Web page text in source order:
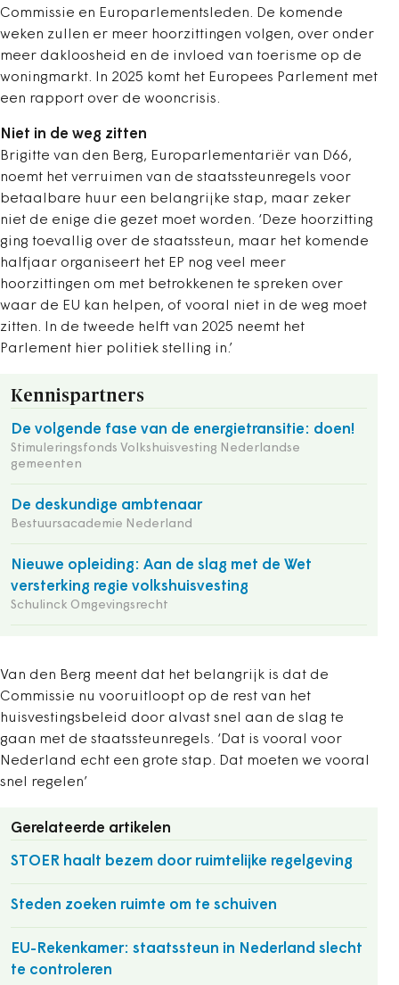
Commissie en Europarlementsleden. De komende
weken zullen er meer hoorzittingen volgen, over onder
meer dakloosheid en de invloed van toerisme op de
woningmarkt. In 2025 komt het Europees Parlement met
een rapport over de wooncrisis.
Niet in de weg zitten
Brigitte van den Berg, Europarlementariër van D66,
noemt het verruimen van de staatssteunregels voor
betaalbare huur een belangrijke stap, maar zeker
niet de enige die gezet moet worden. ‘Deze hoorzitting
ging toevallig over de staatssteun, maar het komende
halfjaar organiseert het EP nog veel meer
hoorzittingen om met betrokkenen te spreken over
waar de EU kan helpen, of vooral niet in de weg moet
zitten. In de tweede helft van 2025 neemt het
Parlement hier politiek stelling in.’
Kennispartners
De volgende fase van de energietransitie: doen!
Stimuleringsfonds Volkshuisvesting Nederlandse
gemeenten
De deskundige ambtenaar
Bestuursacademie Nederland
Nieuwe opleiding: Aan de slag met de Wet
versterking regie volkshuisvesting
Schulinck Omgevingsrecht
Van den Berg meent dat het belangrijk is dat de
Commissie nu vooruitloopt op de rest van het
huisvestingsbeleid door alvast snel aan de slag te
gaan met de staatssteunregels. ‘Dat is vooral voor
Nederland echt een grote stap. Dat moeten we vooral
snel regelen’
Gerelateerde artikelen
STOER haalt bezem door ruimtelijke regelgeving
Steden zoeken ruimte om te schuiven
EU-Rekenkamer: staatssteun in Nederland slecht
te controleren